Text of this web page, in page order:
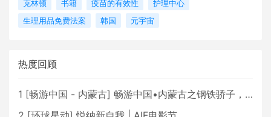
克林顿
书籍 疫苗的有效性
护理中心
生理用品免费法案
韩国 元宇宙
热度回顾
1 [畅游中国 - 内蒙古] 畅游中国•内蒙古之钢铁骄子，魅力包头